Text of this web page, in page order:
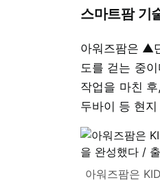
스마트팜 기
아워즈팜은 ▲
도를 걷는 중
작업을 마친
두바이 등 현
아워즈팜은